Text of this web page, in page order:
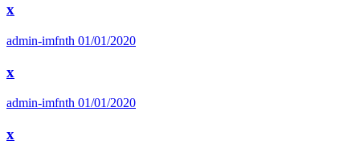
x
admin-imfnth 01/01/2020
x
admin-imfnth 01/01/2020
x